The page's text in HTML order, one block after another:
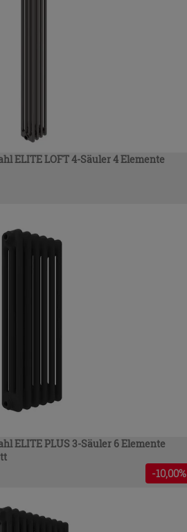
ELITE LOFT 4-Säuler 4 Elemente
ELITE PLUS 3-Säuler 6 Elemente
-10,00%